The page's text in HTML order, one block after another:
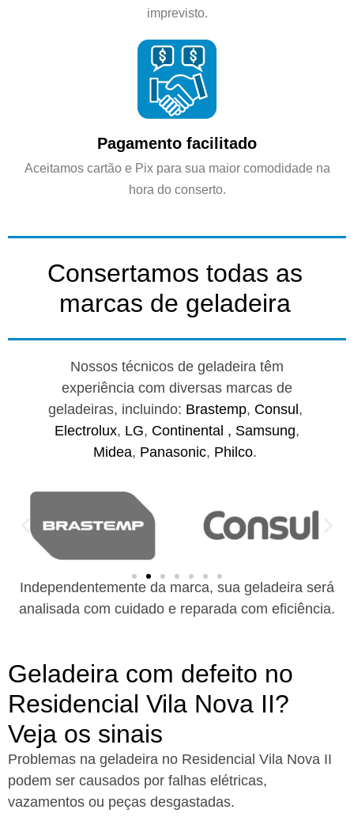
imprevisto.
Pagamento facilitado
Aceitamos cartão e Pix para sua maior comodidade na
hora do conserto.
Consertamos todas as
marcas de geladeira
Nossos técnicos de geladeira têm
experiência com diversas marcas de
geladeiras, incluindo: Brastemp, Consul ,
Electrolux, LG, Continental , Samsung,
Midea, Panasonic, Philco.
Independentemente da marca, sua geladeira será
analisada com cuidado e reparada com eficiência.
Geladeira com defeito no
Residencial Vila Nova II?
Veja os sinais
Problemas na geladeira no Residencial Vila Nova II
podem ser causados por falhas elétricas,
vazamentos ou peças desgastadas.